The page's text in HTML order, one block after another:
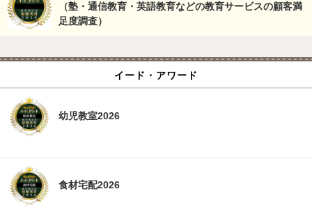
（塾・通信教育・英語教育などの教育サービスの顧客満
足度調査）
イード・アワード
幼児教室2026
食材宅配2026